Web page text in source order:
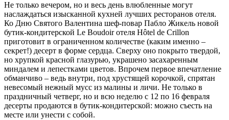
Не только вечером, но и весь день влюбленные могут
наслаждаться изысканной кухней лучших ресторанов отеля.
Ко Дню Святого Валентина шеф-повар Пабло Жикель новой
бутик-кондитерской Le Boudoir отеля Hôtel de Crillon
приготовит в ограниченном количестве (каким именно –
секрет!) десерт в форме сердца. Сверху оно покрыто твердой,
но хрупкой красной глазурью, украшено засахаренным
миндалем и лепестками цветов. Впрочем первое впечатление
обманчиво – ведь внутри, под хрустящей корочкой, спрятан
невесомый нежный мусс из малины и личи. Не только в
праздничный четверг, но и всю неделю с 12 по 16 февраля
десерты продаются в бутик-кондитерской: можно съесть на
месте или унести с собой.